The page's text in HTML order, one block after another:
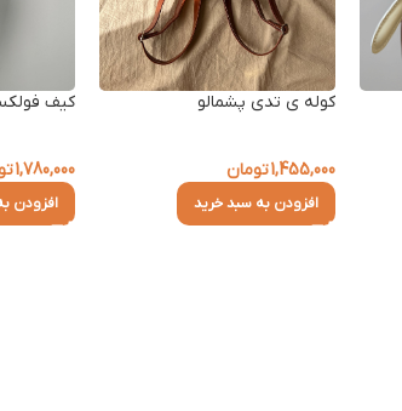
کوله ی تدی پشمالو
1,455,000تومان
افزودن به سبد خرید
کیف
1,780,000
افزودن